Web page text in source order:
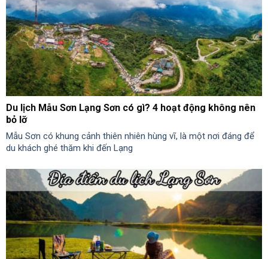
Du lịch Mẫu Sơn Lạng Sơn có gì? 4 hoạt động không nên
bỏ lỡ
Mẫu Sơn có khung cảnh thiên nhiên hùng vĩ, là một nơi đáng để
du khách ghé thăm khi đến Lạng